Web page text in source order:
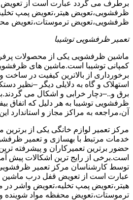
برطرف می گردد عبارت است از
ظرفشویی،تعویض هیتر،تعویض پمپ
ظرفشویی،تعویض ترموستات،تعویض
تعمیر ظرفشویی توشیبا
ماشین ظرفشویی یکی از محصولات
کمپانی توشیبا است.ماشین های
برخورداری از بالاترین کیفیت در ساخت
استهلاک و گاه به دلایلی دیگر –نظیر
برق و..–دچار خرابی و اشکال می
ظرفشویی توشیبا به هر دلیل که اتفاق
آن،مراجعه به مراکز مجاز و استاندارد
مرکز تعمیر لوازم خانگی یکی از برترین
خدمات مرتبط با بهسازی و تعمیر
حضور برترین تعمیرکاران و پیشرفته
است.برخی از رایج ترین اشکالات پیش
توسط کارشناسان مرکز تعمیر
عبارت است از تعویض قفل درب
هیتر،تعویض پمپ تخلیه،تعویض واشر
ترموستات،تعویض محفظه مواد شوینده